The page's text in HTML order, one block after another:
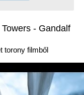
- Gandalf
torony filmből